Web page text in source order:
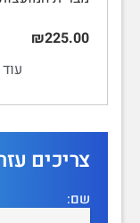
₪225.00
צריכים
שם: